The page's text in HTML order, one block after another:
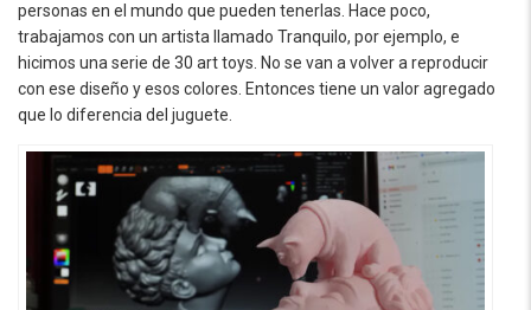
personas en el mundo que pueden tenerlas. Hace poco,
trabajamos con un artista llamado Tranquilo, por ejemplo, e
hicimos una serie de 30 art toys. No se van a volver a reproducir
con ese diseño y esos colores. Entonces tiene un valor agregado
que lo diferencia del juguete.